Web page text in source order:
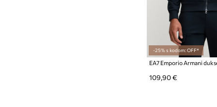
-25% s kodom: OFF*
109,90 €